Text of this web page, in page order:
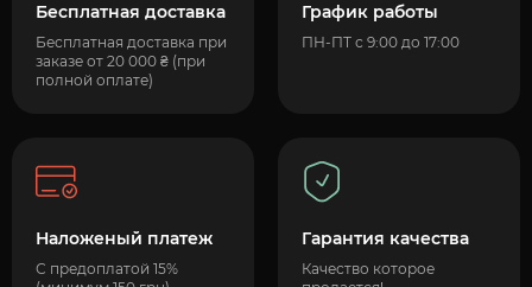
Бесплатная доставка
Бесплатная доставка при
заказе от 20 000 ₴ (при
полной оплате)
График работы
ПН-ПТ с 9:00 до 17:00
Наложеный платеж
С предоплатой 15%
Гарантия качества
Качество которое